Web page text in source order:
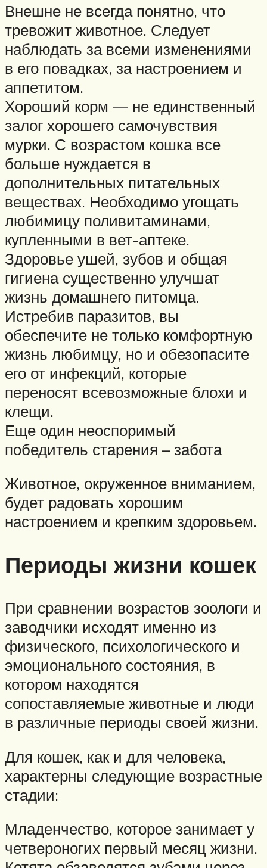
Внешне не всегда понятно, что
тревожит животное. Следует
наблюдать за всеми изменениями
в его повадках, за настроением и
аппетитом.
Хороший корм — не единственный
залог хорошего самочувствия
мурки. С возрастом кошка все
больше нуждается в
дополнительных питательных
веществах. Необходимо угощать
любимицу поливитаминами,
купленными в вет-аптеке.
Здоровье ушей, зубов и общая
гигиена существенно улучшат
жизнь домашнего питомца.
Истребив паразитов, вы
обеспечите не только комфортную
жизнь любимцу, но и обезопасите
его от инфекций, которые
переносят всевозможные блохи и
клещи.
Еще один неоспоримый
победитель старения – забота
Животное, окруженное вниманием,
будет радовать хорошим
настроением и крепким здоровьем.
Периоды жизни кошек
При сравнении возрастов зоологи и
заводчики исходят именно из
физического, психологического и
эмоционального состояния, в
котором находятся
сопоставляемые животные и люди
в различные периоды своей жизни.
Для кошек, как и для человека,
характерны следующие возрастные
стадии:
Младенчество, которое занимает у
четвероногих первый месяц жизни.